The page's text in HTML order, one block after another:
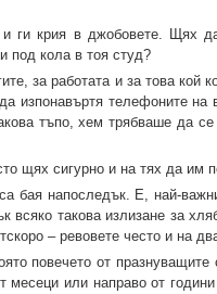
крия в джобовете. Щях
под кола в тоя студ?
за работата и за това кой
телефоните на
тъпо, хем трябваше да
щях сигурно и на тях да им
бая напоследък. Е, най-
такова излизане за
– ревовете често и на
повечето от
или направо от